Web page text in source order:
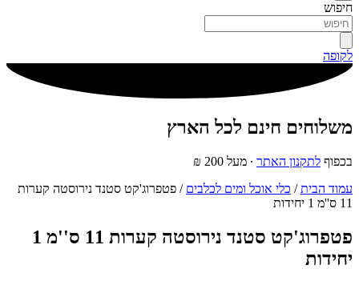
חיפוש
לקופה
משלוחים חינם לכל הארץ
בכפוף לתקנון האתר ∙ מעל 200 ₪
עמוד הבית/ כלי אוכל ומים לכלבים / פטפרוג'קט סטנד נירוסטה קערות
11 ס''מ 1 יחידות
פטפרוג'קט סטנד נירוסטה קערות 11 ס''מ 1
יחידות